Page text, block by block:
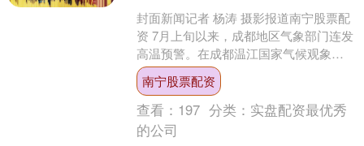
封面新闻记者 杨涛 摄影报道南宁股票配
资 7月上旬以来，成都地区气象部门连发
高温预警。在成都温江国家气候观象台
内，每天凌晨、清晨和黄昏，都有一个
白色探空气球飞上....
南宁股票配资
查看： 197 分类： 实盘配资最优秀
的公司